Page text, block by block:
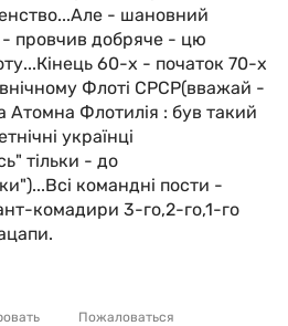
- шановний
- провчив добряче - цю
60-х - початок 70-х
Флоті СРСР(вважай -
Атомна Флотилія : був такий
українці
тільки - до
командні пости -
комадири 3-го,2-го,1-го
Пожаловаться